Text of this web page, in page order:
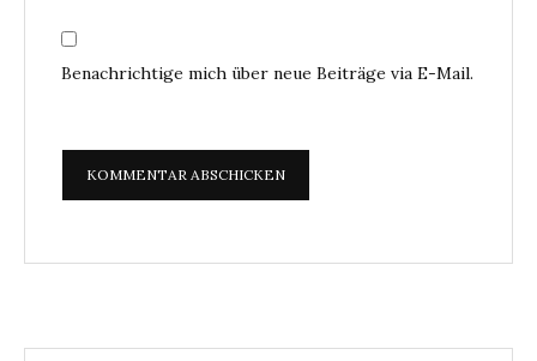
Benachrichtige mich über neue Beiträge via E-Mail.